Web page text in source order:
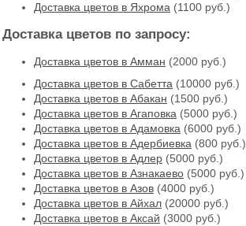
Доставка цветов в Яхрома (1100 руб.)
Доставка цветов по запросу:
Доставка цветов в Амман (2000 руб.)
Доставка цветов в Cабетта (10000 руб.)
Доставка цветов в Абакан (1500 руб.)
Доставка цветов в Агаповка (5000 руб.)
Доставка цветов в Адамовка (6000 руб.)
Доставка цветов в Адербиевка (800 руб.)
Доставка цветов в Адлер (5000 руб.)
Доставка цветов в Азнакаево (5000 руб.)
Доставка цветов в Азов (4000 руб.)
Доставка цветов в Айхал (20000 руб.)
Доставка цветов в Аксай (3000 руб.)